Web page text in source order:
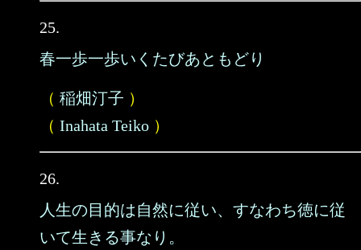
25.
春一歩一歩いくたびあともどり
（ 稲畑汀子 ）
（ Inahata Teiko ）
26.
人生の目的は自然に従い、すなわち徳に従
いて生きる事なり。